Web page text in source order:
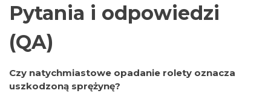
Pytania i odpowiedzi
(QA)
Czy natychmiastowe opadanie rolety oznacza
uszkodzoną sprężynę?